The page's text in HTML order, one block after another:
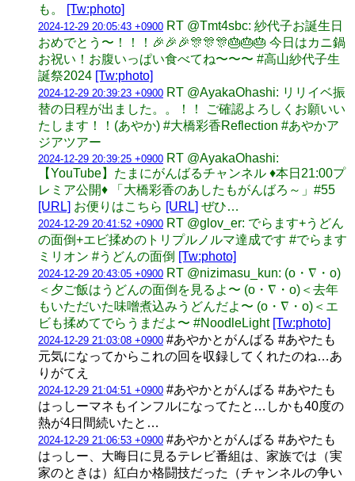
も。
[Tw:photo]
2024-12-29 20:05:43 +0900 RT @Tmt4sbc: 紗代子お誕生日
おめでとう〜！！！🎉🎉🎉🎊🎊🎊🎂🎂🎂 今日はカニ鍋
お祝い！お腹いっぱい食べてね〜〜〜 #高山紗代子生
誕祭2024 [Tw:photo]
2024-12-29 20:39:23 +0900 RT @AyakaOhashi: リリイベ振
替の日程が出ました。。！！ ご確認よろしくお願いい
たします！！(あやか) #大橋彩香Reflection #あやかア
ジアツアー
2024-12-29 20:39:25 +0900 RT @AyakaOhashi:
【YouTube】たまにがんばるチャンネル ♦️本日21:00プ
レミア公開♦️ 「大橋彩香のあしたもがんばろ～」#55
[URL] お便りはこちら [URL] ぜひ…
2024-12-29 20:41:52 +0900 RT @glov_er: でらます+うどん
の面倒+エビ揉めのトリプルノルマ達成です #でらます
ミリオン #うどんの面倒 [Tw:photo]
2024-12-29 20:43:05 +0900 RT @nizimasu_kun: (o・∇・o)
＜夕ご飯はうどんの面倒を見るよ〜 (o・∇・o)＜去年
もいただいた味噌煮込みうどんだよ〜 (o・∇・o)＜エ
ビも揉めてでらうまだよ〜 #NoodleLight [Tw:photo]
2024-12-29 21:03:08 +0900 #あやかとがんばる #あやたも
元気になってからこれの回を収録してくれたのね…あ
りがてえ
2024-12-29 21:04:51 +0900 #あやかとがんばる #あやたも
はっしーマネもインフルになってたと…しかも40度の
熱が4日間続いたと…
2024-12-29 21:06:53 +0900 #あやかとがんばる #あやたも
はっしー、大晦日に見るテレビ番組は、家族では（実
家のときは）紅白か格闘技だった（チャンネルの争い